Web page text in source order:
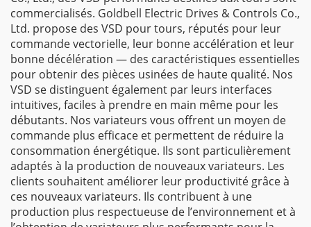
commercialisés. Goldbell Electric Drives & Controls Co.,
Ltd. propose des VSD pour tours, réputés pour leur
commande vectorielle, leur bonne accélération et leur
bonne décélération — des caractéristiques essentielles
pour obtenir des pièces usinées de haute qualité. Nos
VSD se distinguent également par leurs interfaces
intuitives, faciles à prendre en main même pour les
débutants. Nos variateurs vous offrent un moyen de
commande plus efficace et permettent de réduire la
consommation énergétique. Ils sont particulièrement
adaptés à la production de nouveaux variateurs. Les
clients souhaitent améliorer leur productivité grâce à
ces nouveaux variateurs. Ils contribuent à une
production plus respectueuse de l’environnement et à